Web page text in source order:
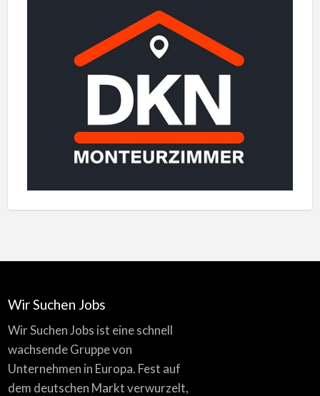
Wir Suchen Jobs
Wir Suchen Jobs ist eine schnell
wachsende Gruppe von
Unternehmen in Europa. Fest auf
dem deutschen Markt verwurzelt,